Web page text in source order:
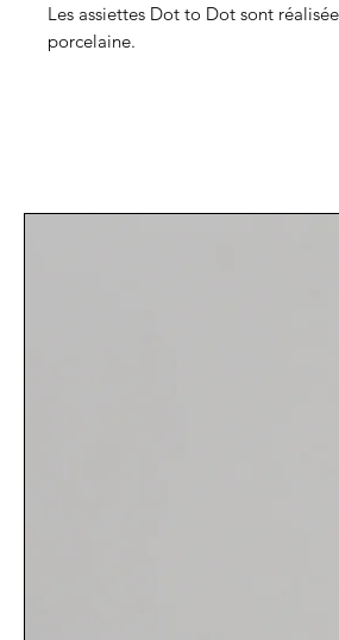
Les assiettes Dot to Dot sont
porcelaine.